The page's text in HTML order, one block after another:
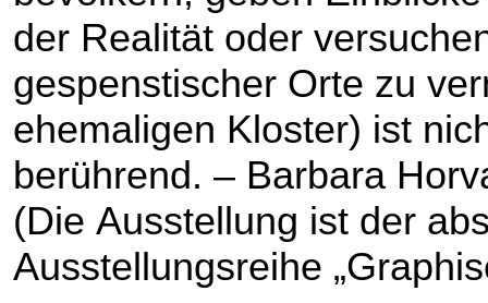
der Realität oder
gespenstischer Orte zu
ehemaligen Kloster) ist
berührend. – Barbara
(Die Ausstellung ist der
Ausstellungsreihe